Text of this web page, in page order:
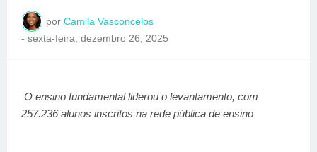
por Camila Vasconcelos
- sexta-feira, dezembro 26, 2025
O ensino fundamental liderou o levantamento, com
257.236 alunos inscritos na rede pública de ensino